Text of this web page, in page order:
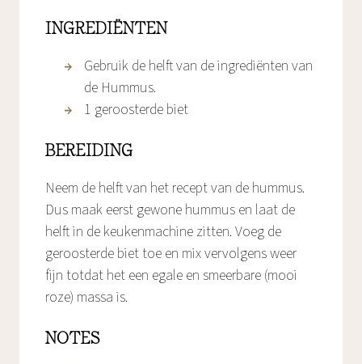
INGREDIËNTEN
Gebruik de helft van de ingrediënten van
de Hummus.
1 geroosterde biet
BEREIDING
Neem de helft van het recept van de hummus.
Dus maak eerst gewone hummus en laat de
helft in de keukenmachine zitten. Voeg de
geroosterde biet toe en mix vervolgens weer
fijn totdat het een egale en smeerbare (mooi
roze) massa is.
NOTES